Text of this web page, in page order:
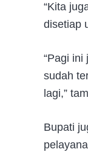
“Kita
disetiap
“Pagi
sudah
lagi,”
Bupati